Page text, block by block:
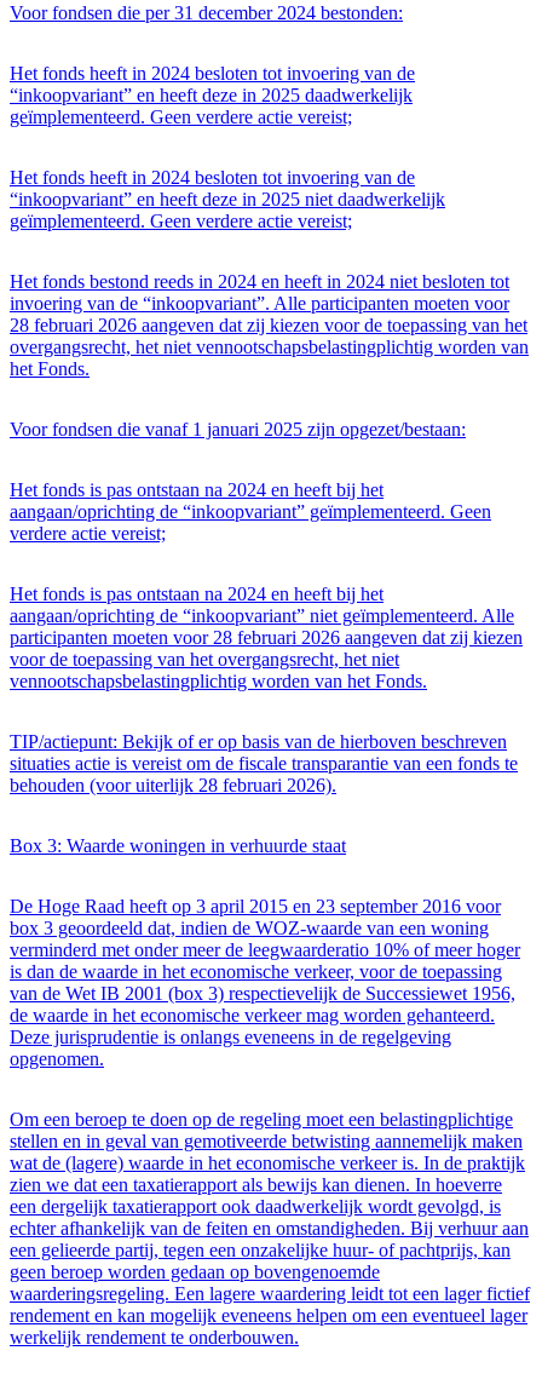
Voor fondsen die per 31 december 2024 bestonden:
Het fonds heeft in 2024 besloten tot invoering van de
“inkoopvariant” en heeft deze in 2025 daadwerkelijk
geïmplementeerd. Geen verdere actie vereist;
Het fonds heeft in 2024 besloten tot invoering van de
“inkoopvariant” en heeft deze in 2025 niet daadwerkelijk
geïmplementeerd. Geen verdere actie vereist;
Het fonds bestond reeds in 2024 en heeft in 2024 niet besloten tot
invoering van de “inkoopvariant”. Alle participanten moeten voor
28 februari 2026 aangeven dat zij kiezen voor de toepassing van het
overgangsrecht, het niet vennootschapsbelastingplichtig worden van
het Fonds.
Voor fondsen die vanaf 1 januari 2025 zijn opgezet/bestaan:
Het fonds is pas ontstaan na 2024 en heeft bij het
aangaan/oprichting de “inkoopvariant” geïmplementeerd. Geen
verdere actie vereist;
Het fonds is pas ontstaan na 2024 en heeft bij het
aangaan/oprichting de “inkoopvariant” niet geïmplementeerd. Alle
participanten moeten voor 28 februari 2026 aangeven dat zij kiezen
voor de toepassing van het overgangsrecht, het niet
vennootschapsbelastingplichtig worden van het Fonds.
TIP/actiepunt: Bekijk of er op basis van de hierboven beschreven
situaties actie is vereist om de fiscale transparantie van een fonds te
behouden (voor uiterlijk 28 februari 2026).
Box 3: Waarde woningen in verhuurde staat
De Hoge Raad heeft op 3 april 2015 en 23 september 2016 voor
box 3 geoordeeld dat, indien de WOZ-waarde van een woning
verminderd met onder meer de leegwaarderatio 10% of meer hoger
is dan de waarde in het economische verkeer, voor de toepassing
van de Wet IB 2001 (box 3) respectievelijk de Successiewet 1956,
de waarde in het economische verkeer mag worden gehanteerd.
Deze jurisprudentie is onlangs eveneens in de regelgeving
opgenomen.
Om een beroep te doen op de regeling moet een belastingplichtige
stellen en in geval van gemotiveerde betwisting aannemelijk maken
wat de (lagere) waarde in het economische verkeer is. In de praktijk
zien we dat een taxatierapport als bewijs kan dienen. In hoeverre
een dergelijk taxatierapport ook daadwerkelijk wordt gevolgd, is
echter afhankelijk van de feiten en omstandigheden. Bij verhuur aan
een gelieerde partij, tegen een onzakelijke huur- of pachtprijs, kan
geen beroep worden gedaan op bovengenoemde
waarderingsregeling. Een lagere waardering leidt tot een lager fictief
rendement en kan mogelijk eveneens helpen om een eventueel lager
werkelijk rendement te onderbouwen.